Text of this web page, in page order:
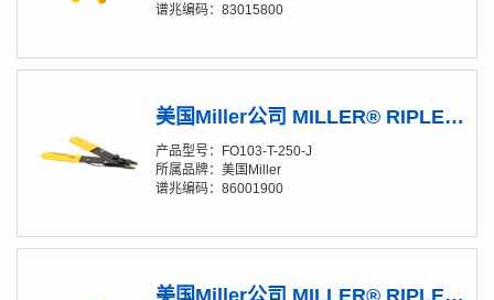
谱兆编码：83015800
美国Miller公司 MILLER® RIPLEY® FO 103-T-250-J 三口钳
产品型号：FO103-T-250-J
所属品牌：美国Miller
谱兆编码：86001900
美国Miller公司 MILLER® RIPLEY® FO-IS 皮线剥线钳